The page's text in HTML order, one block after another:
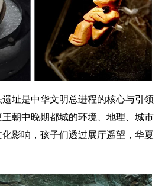
址是中华文明总进程的核心与引领
朝中晚期都城的环境、地理、城市
影响，孩子们透过展厅遥望，华夏